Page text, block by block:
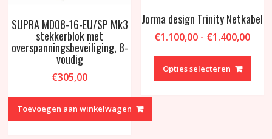
SUPRA MD08-16-EU/SP Mk3
stekkerblok met
overspanningsbeveiliging, 8-
voudig
€305,00
Toevoegen aan winkelwagen
Jorma design Trinity Netkabel
€1.100,00 - €1.400,00
Opties selecteren
Dit
heeft